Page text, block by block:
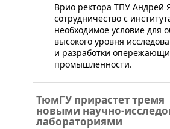
​​Врио ректора ТПУ Андрей
сотрудничество с
необходимое условие для
высокого уровня
и разработки
промышленности.
ТюмГУ прирастет тремя
новыми научно-
лабораториями